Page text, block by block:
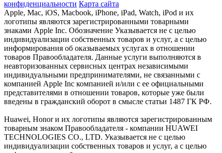
конфиденциальности Карта сайта
Apple, Mac, iOS, Macbook, iPhone, iPad, Watch, iPod и их
логотипы являются зарегистрированными товарными
знаками Apple Inc. Обозначение Указывается не с целью
индивидуализации собственных товаров и услуг, а с целью
информирования об оказываемых услугах в отношении
товаров Правообладателя. Данные услуги выполняются в
неавторизованных сервисных центрах независимыми
индивидуальными предпринимателями, не связанными с
компанией Apple Inc компанией и/или с ее официальными
представителями в отношении товаров, которые уже были
введены в гражданский оборот в смысле статьи 1487 ГК РФ.
Huawei, Honor и их логотипы являются зарегистрированным
товарным знаком Правообладателя - компании HUAWEI
TECHNOLOGIES CO., LTD. Указывается не с целью
индивидуализации собственных товаров и услуг, а с целью